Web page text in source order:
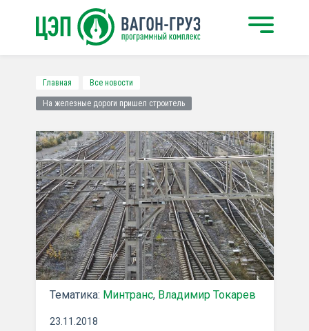
Главная Все новости
На железные дороги пришел строитель
Тематика: Минтранс, Владимир Токарев
23.11.2018